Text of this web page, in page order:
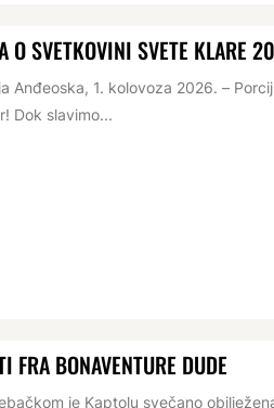
O SVETKOVINI SVETE KLARE
Anđeoska, 1. kolovoza 2026. –
Dok slavimo...
FRA BONAVENTURE DUDE
je Kaptolu svečano